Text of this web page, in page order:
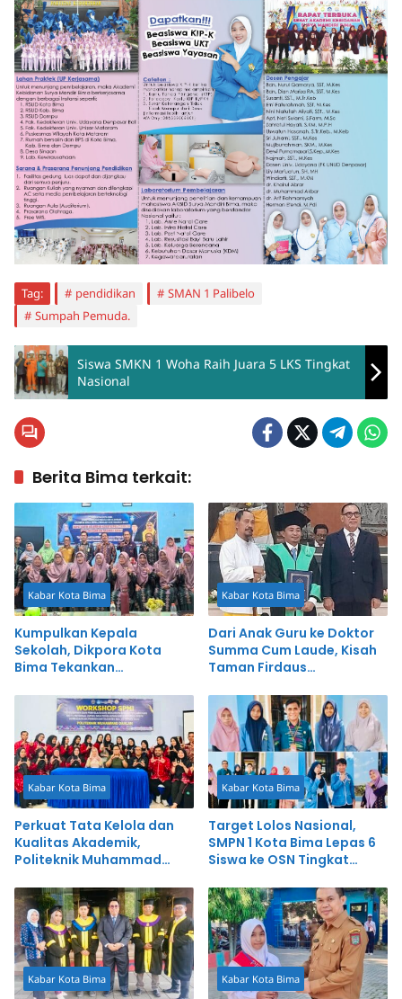
Tag: pendidikan
SMAN 1 Palibelo
Sumpah Pemuda.
Siswa SMKN 1 Woha Raih Juara 5 LKS Tingkat
Nasional
Berita Bima terkait:
Kabar Kota Bima
Kumpulkan Kepala
Sekolah, Dikpora Kota
Bima Tekankan
Kabar Kota Bima
Dari Anak Guru ke Doktor
Summa Cum Laude, Kisah
Taman Firdaus
Kabar Kota Bima
Perkuat Tata Kelola dan
Kualitas Akademik,
Politeknik Muhammad
SPMI
Kabar Kota Bima
Target Lolos Nasional,
SMPN 1 Kota Bima Lepas 6
Siswa ke OSN Tingkat
Kabar Kota Bima Kabar Kota Bima